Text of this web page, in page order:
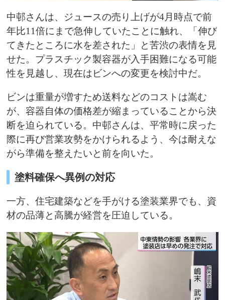
中邨さんは、ジュースの売り上げが4月時点で前
年比11倍にまで急伸していたことに触れ、「伸び
てきたところに水を差された」と苦渋の表情を見
せた。プラスチック製容器が入手困難になる可能
性を見越し、現在はビンへの変更を検討中だ。
ビンは重量が増すため送料などのコストは嵩む
が、容器自体の価格差が縮まっていることから決
断を迫られている。中邨さんは、平常時に戻った
際に再び営業攻勢をかけられるよう、今は耐えな
がら準備を整えたいと前を向いた。
塗料確保へ異例の対応
一方、住宅建築などを手がける塗装業界でも、資
材の品薄と高騰が経営を圧迫している。